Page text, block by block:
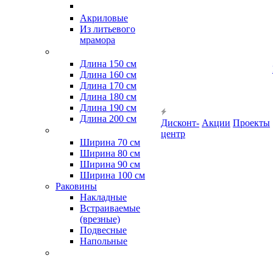
Акриловые
Из литьевого
мрамора
Длина 150 см
Длина 160 см
Длина 170 см
Длина 180 см
Длина 190 см
Длина 200 см
Ширина 70 см
Ширина 80 см
Ширина 90 см
Ширина 100 см
Раковины
Накладные
Встраиваемые
(врезные)
Подвесные
Напольные
Дисконт-
центр
Акции Проекты